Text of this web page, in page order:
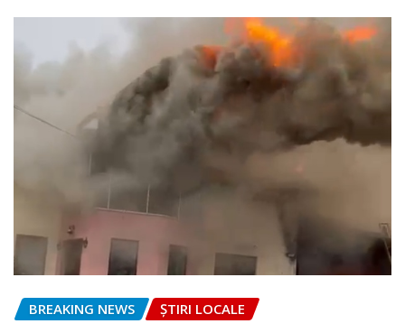
BREAKING NEWS ȘTIRI LOCALE